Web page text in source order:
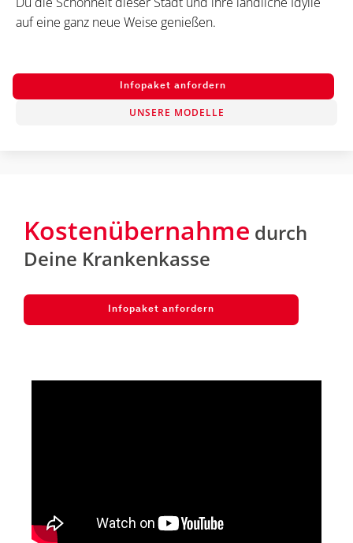
auf eine ganz neue Weise genießen.
Infopaket anfordern
UNSERE MODELLE
Kostenübernahme durch
Deine Krankenkasse
Infopaket anfordern